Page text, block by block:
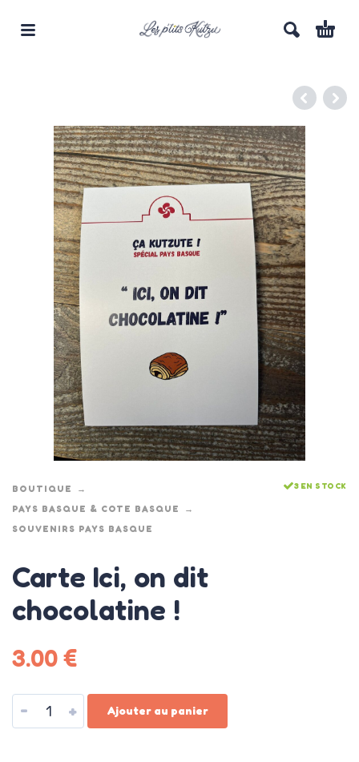
BOUTIQUE
PAYS BASQUE & COTE BASQUE
SOUVENIRS PAYS BASQUE
3 EN STOCK
Carte Ici, on dit
chocolatine !
3.00€
- + Ajouter au panier